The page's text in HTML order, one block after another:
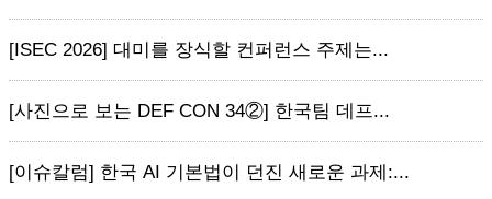
[ISEC 2026] 대미를 장식할 컨퍼런스 주제는...
[사진으로 보는 DEF CON 34②] 한국팀 데프...
[이슈칼럼] 한국 AI 기본법이 던진 새로운 과제:...